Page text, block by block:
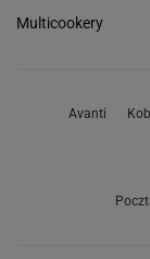
Multicookery
Avanti